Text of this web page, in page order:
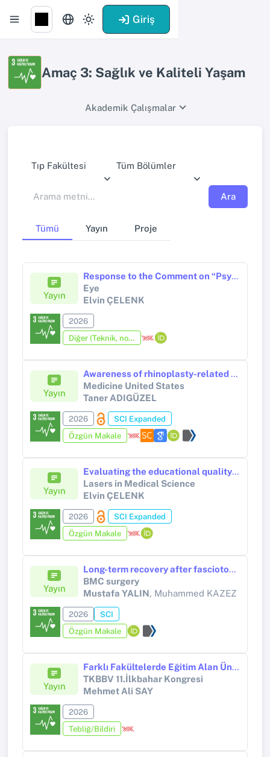
Giriş
Amaç 3: Sağlık ve Kaliteli Yaşam
Akademik Çalışmalar
Tıp Fakültesi Tüm Bölümler
Ara
Tümü Yayın Proje
Yayın
Response to the Comment on “Psychological assessment before blepharoplasty”
Eye
Elvin ÇELENK
2026
Diğer (Teknik, not, yorum, vaka takdimi, editöre mektup, özet, kitap krıtiği, araştırma notu, bilirkişi raporu ve benzeri)
Yayın
Awareness of rhinoplasty-related complications among adolescents and adults: A cross-sectional study
Medicine United States
Taner ADIGÜZEL
2026
SCI Expanded
Özgün Makale
Yayın
Evaluating the educational quality and reliability of YouTube videos on red light therapy for eye diseases
Lasers in Medical Science
Elvin ÇELENK
2026
SCI Expanded
Özgün Makale
Yayın
Long-term recovery after fasciotomy for earthquake-related acute compartment syndrome: a comparative study of pediatric and adult patients.
BMC surgery
Mustafa YALIN, Muhammed KAZEZ
2026
SCI
Özgün Makale
Yayın
Farklı Fakültelerde Eğitim Alan Üniversite Öğrencilerinin Rinoplastiye Yönelik Tutumları ve Komplikasyon Farkındalıklarının Karşılaştırılması
TKBBV 11.İlkbahar Kongresi
Mehmet Ali SAY
2026
Tebliğ/Bildiri